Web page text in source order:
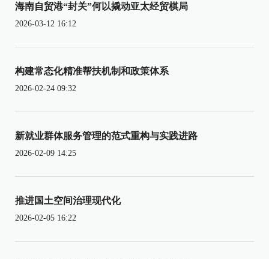
海南自贸港“封关”何以撬动亚太经贸棋局
2026-03-12 16:12
构建常态化精准帮扶机制和政策体系
2026-02-24 09:32
新就业群体服务管理的范式重构与实践进路
2026-02-09 14:25
推进国土空间治理现代化
2026-02-05 16:22